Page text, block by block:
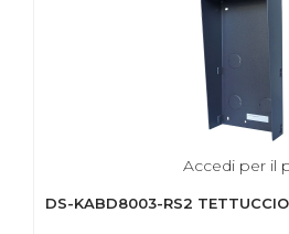
Accedi per il
DS-KABD8003-RS2